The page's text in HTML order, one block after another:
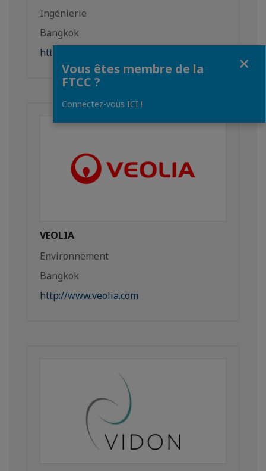
Ingénierie
Bangkok
http://www.venturyasia.com
VEOLIA
Environnement
Bangkok
http://www.veolia.com
Vous êtes membre de la
FTCC ?
Connectez-vous ICI !